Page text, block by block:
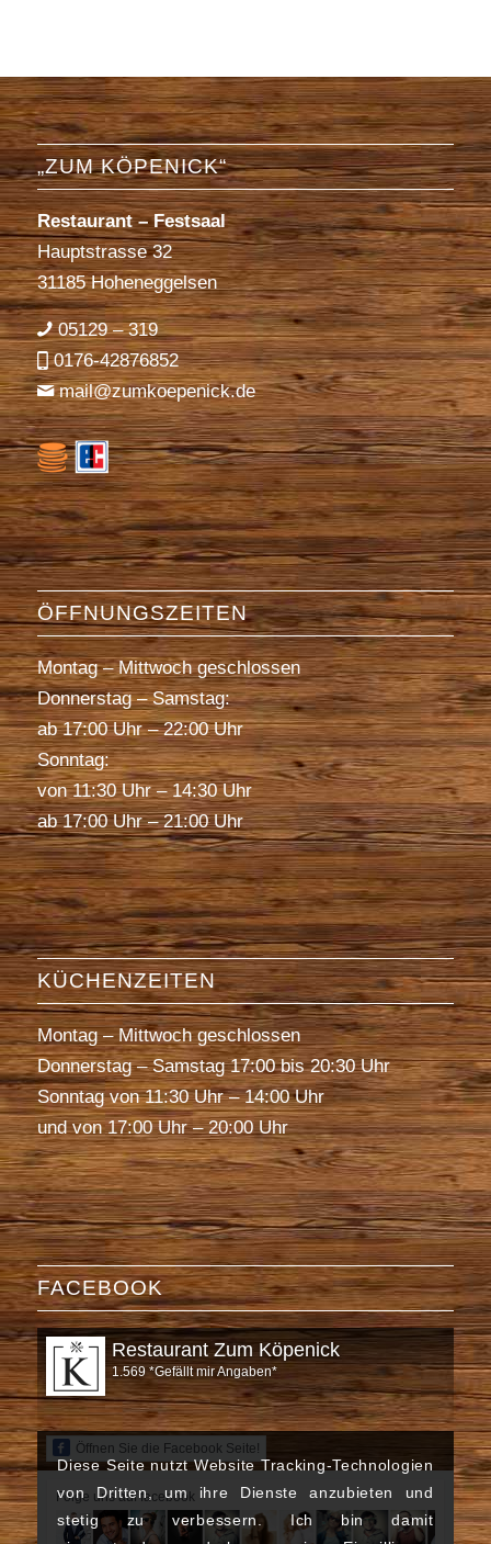
„ZUM KÖPENICK“
Restaurant – Festsaal
Hauptstrasse 32
31185 Hoheneggelsen
05129 – 319
0176-42876852
mail@zumkoepenick.de
ÖFFNUNGSZEITEN
Montag – Mittwoch geschlossen
Donnerstag – Samstag:
ab 17:00 Uhr – 22:00 Uhr
Sonntag:
von 11:30 Uhr – 14:30 Uhr
ab 17:00 Uhr – 21:00 Uhr
KÜCHENZEITEN
Montag – Mittwoch geschlossen
Donnerstag – Samstag 17:00 bis 20:30 Uhr
Sonntag von 11:30 Uhr – 14:00 Uhr
und von 17:00 Uhr – 20:00 Uhr
FACEBOOK
Restaurant Zum Köpenick
1.569 *Gefällt mir Angaben*
Öffnen Sie die Facebook Seite!
Folge uns auf facebook
Diese Seite nutzt Website Tracking-Technologien
von Dritten, um ihre Dienste anzubieten und
stetig zu verbessern. Ich bin damit